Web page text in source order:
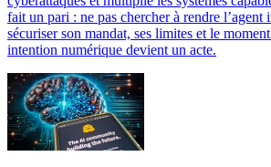
fait un pari : ne pas chercher à rendre
sécuriser son mandat, ses limites et le
intention numérique devient un acte.